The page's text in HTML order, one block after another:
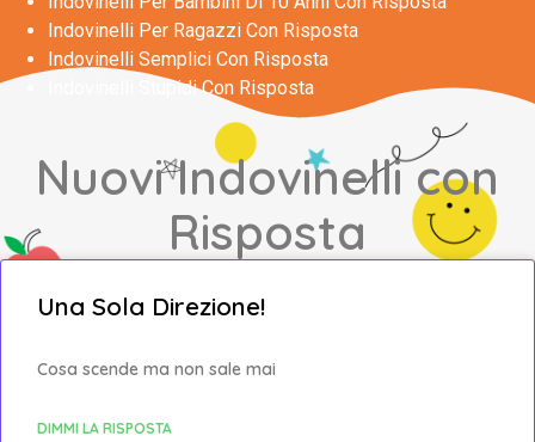
Indovinelli Per Ragazzi Con Risposta
Indovinelli Semplici Con Risposta
Indovinelli Stupidi Con Risposta
Nuovi Indovinelli con
Risposta
Una Sola Direzione!
Cosa scende ma non sale mai
DIMMI LA RISPOSTA